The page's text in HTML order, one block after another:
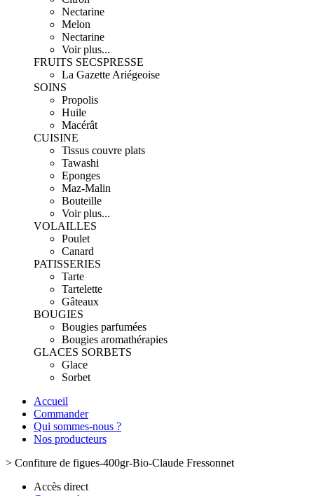
Nectarine
Melon
Nectarine
Voir plus...
FRUITS SECSPRESSE
La Gazette Ariégeoise
SOINS
Propolis
Huile
Macérât
CUISINE
Tissus couvre plats
Tawashi
Eponges
Maz-Malin
Bouteille
Voir plus...
VOLAILLES
Poulet
Canard
PATISSERIES
Tarte
Tartelette
Gâteaux
BOUGIES
Bougies parfumées
Bougies aromathérapies
GLACES SORBETS
Glace
Sorbet
Accueil
Commander
Qui sommes-nous ?
Nos producteurs
> Confiture de figues-400gr-Bio-Claude Fressonnet
Accès direct